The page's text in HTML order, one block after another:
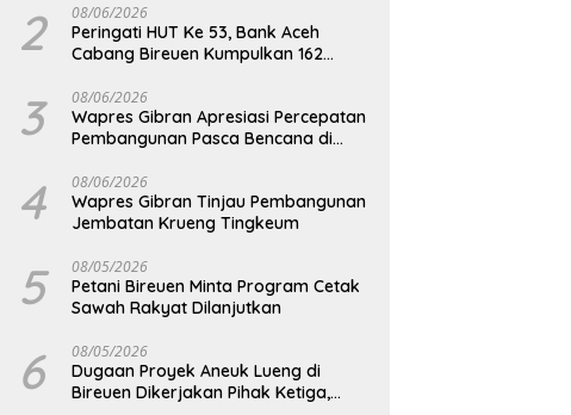
2 08/06/2026
Peringati HUT Ke 53, Bank Aceh
Cabang Bireuen Kumpulkan 162
3 08/06/2026
Wapres Gibran Apresiasi Percepatan
Pembangunan Pasca Bencana di
4 08/06/2026
Wapres Gibran Tinjau Pembangunan
Jembatan Krueng Tingkeum
5 08/05/2026
Petani Bireuen Minta Program Cetak
Sawah Rakyat Dilanjutkan
6 08/05/2026
Dugaan Proyek Aneuk Lueng di
Bireuen Dikerjakan Pihak Ketiga,